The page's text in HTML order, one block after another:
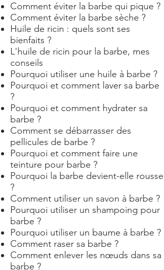
Comment éviter la barbe qui pique ?
Comment éviter la barbe sèche ?
Huile de ricin : quels sont ses
bienfaits ?
L'huile de ricin pour la barbe, mes
conseils
Pourquoi utiliser une huile à barbe ?
Pourquoi et comment laver sa barbe
?
Pourquoi et comment hydrater sa
barbe ?
Comment se débarrasser des
pellicules de barbe ?
Pourquoi et comment faire une
teinture pour barbe ?
Pourquoi la barbe devient-elle rousse
?
Comment utiliser un savon à barbe ?
Pourquoi utiliser un shampoing pour
barbe ?
Pourquoi utiliser un baume à barbe ?
Comment raser sa barbe ?
Comment enlever les nœuds dans sa
barbe ?